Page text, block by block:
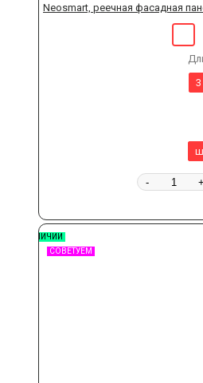
Neosmart, реечная фасадная
- +
СОВЕТУЕМ
В НАЛИЧИИ